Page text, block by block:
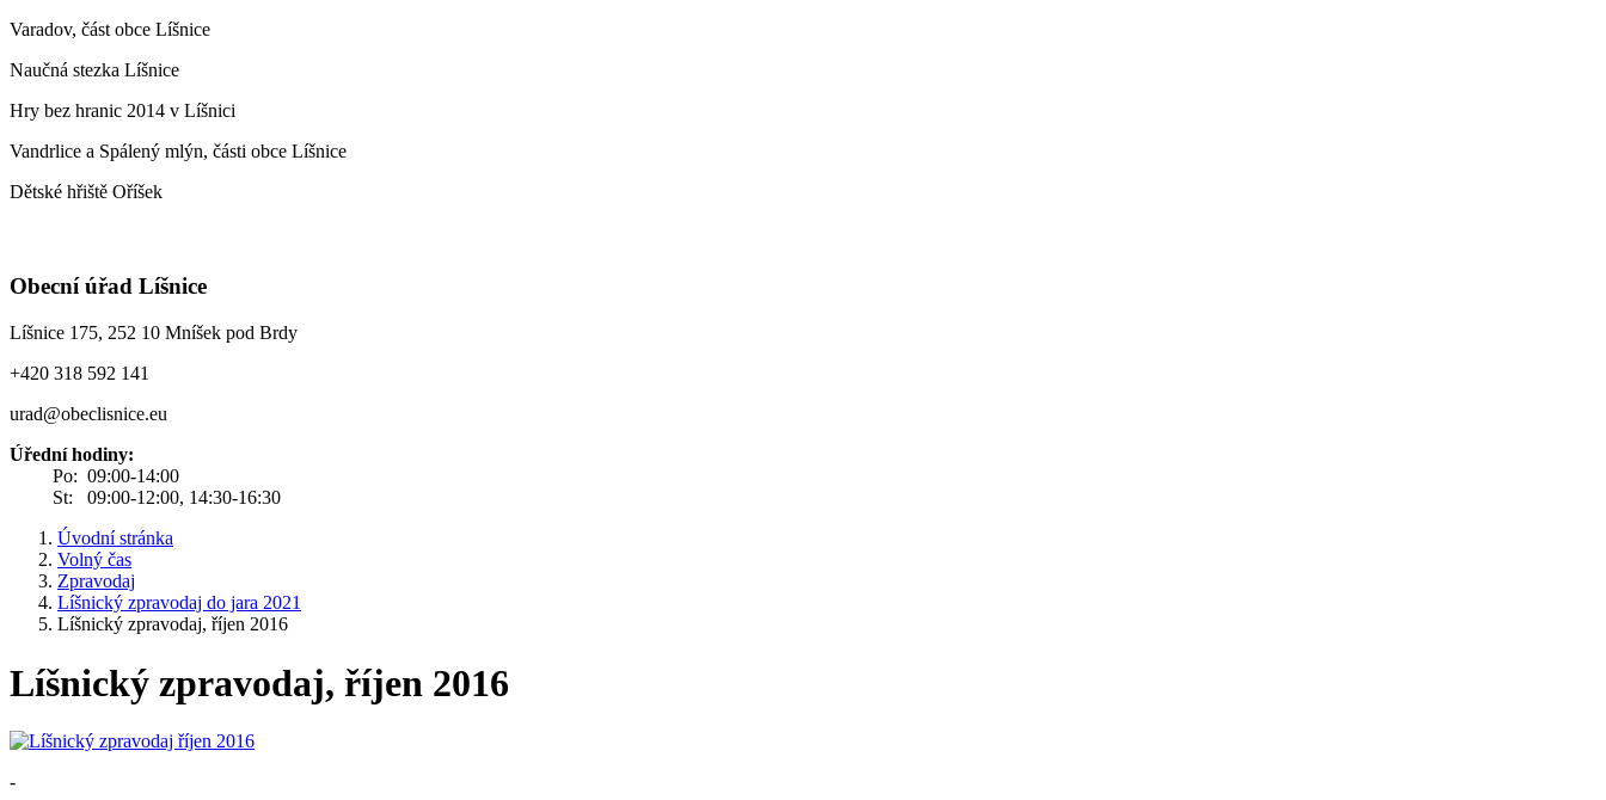
Varadov, část obce Líšnice
Naučná stezka Líšnice
Hry bez hranic 2014 v Líšnici
Vandrlice a Spálený mlýn, části obce Líšnice
Dětské hřiště Oříšek
Obecní úřad Líšnice
Líšnice 175, 252 10 Mníšek pod Brdy
+420 318 592 141
urad@obeclisnice.eu
Úřední hodiny:
Po: 09:00-14:00
St: 09:00-12:00, 14:30-16:30
Úvodní stránka
Volný čas
Zpravodaj
Líšnický zpravodaj do jara 2021
Líšnický zpravodaj, říjen 2016
Líšnický zpravodaj, říjen 2016
-